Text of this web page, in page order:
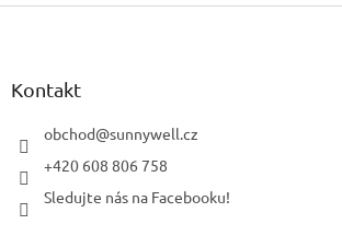
Z
Kontakt
obchod@sunnywell.cz
+420 608 806 758
Sledujte nás na Facebooku!